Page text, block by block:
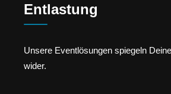
Entlastung
Unsere Eventlösungen spiegeln
wider.